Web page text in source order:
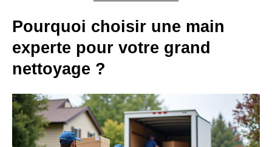
Pourquoi choisir une main
experte pour votre grand
nettoyage ?